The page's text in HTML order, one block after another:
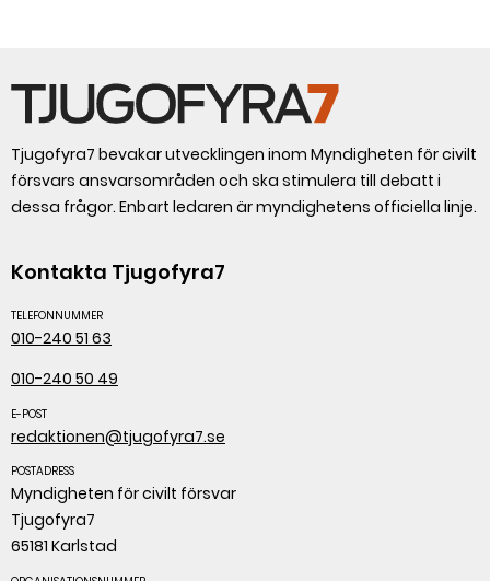
Tjugofyra7 bevakar utvecklingen inom Myndigheten för civilt
försvars ansvarsområden och ska stimulera till debatt i
dessa frågor. Enbart ledaren är myndighetens officiella linje.
Kontakta Tjugofyra7
TELEFONNUMMER
010-240 51 63
010-240 50 49
E-POST
redaktionen@tjugofyra7.se
POSTADRESS
Myndigheten för civilt försvar
Tjugofyra7
65181 Karlstad